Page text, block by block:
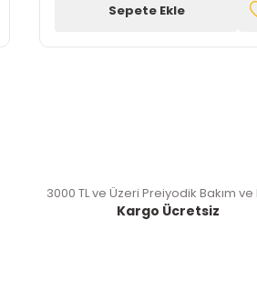
Sepete Ekle
3000 TL ve Üzeri Preiyodik Bakım
Kargo Ücretsiz